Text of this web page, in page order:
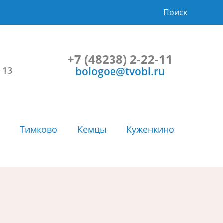
Поиск
+7 (48238) 2-22-11
bologoe@tvobl.ru
Тимково Кемцы Куженкино